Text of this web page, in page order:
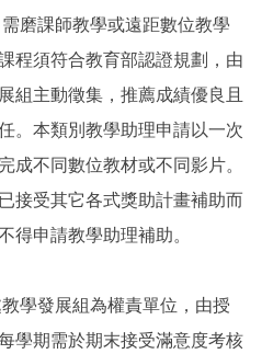
磨課師教學或遠距數位教學
程須符合教育部認證規劃，由
組主動徵集，推薦成績優良且
。本類別教學助理申請以一次
成不同數位教材或不同影片。
接受其它各式獎助計畫補助而
得申請教學助理補助。
學發展組為權責單位，由授
學期需於期末接受滿意度考核